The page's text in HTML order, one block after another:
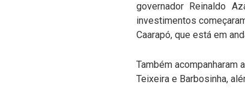
governador Reinaldo
investimentos
Caarapó, que está em
Também acompanharam
Teixeira e Barbosinha,